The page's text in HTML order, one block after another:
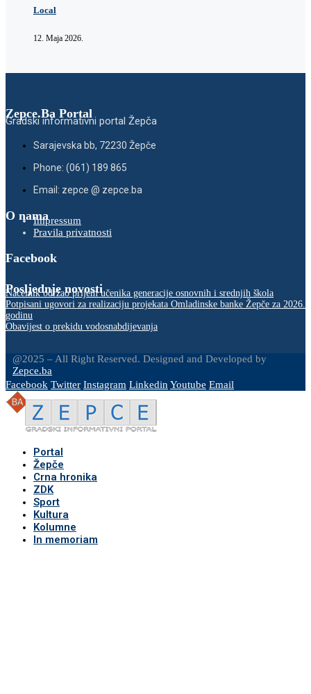
Local
12. Maja 2026.
Zepce.Ba Portal
Gradski informativni portal Žepča
Sarajevska bb, 72230 Žepče
Phone: (061) 189 865
Email: zepce @ zepce.ba
O namaImpressum
Pravila privatnosti
Facebook
Posljednje novosti
Načelnik održao prijem učenika generacije osnovnih i srednjih škola
Potpisani ugovori za realizaciju projekata Omladinske banke Žepče za 2026.
godinu
Obavijest o prekidu vodosnabdijevanja
@2025 – All Right Reserved. Designed and Developed by
Zepce.ba
Facebook Twitter Instagram LinkedinYoutube Email
Portal
Žepče
Crna hronika
ZDK
Sport
Kultura
Kolumne
In memoriam